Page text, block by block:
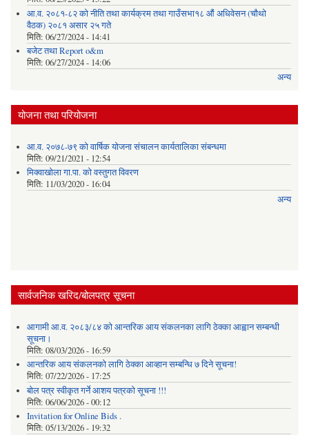
आ.व. २०८१-८२ को नीति तथा कार्यक्रम तथा गाउँसभा१८ औं अधिवेसन (चौथो
वैठक) २०८१ असार २५ गते
मिति: 06/27/2024 - 14:41
बजेट तथा Report o&m
मिति: 06/27/2024 - 14:06
अन्य
योजना तथा परियोजना
आ.व. २०७८-७९ को वार्षिक योजना संचालन कार्यतालिका संबन्धमा
मिति: 09/21/2021 - 12:54
मिक्वाखोला गा.पा. को वस्तुगत विवरण
मिति: 11/03/2020 - 16:04
अन्य
सार्वजनिक खरिद/बोलपत्र सूचना
आगामी आ.व. २०८३/८४ को आन्तरिक आय संकलनका लागि ठेक्का आह्वान सम्बन्धी
सूचना।
मिति: 08/03/2026 - 16:59
आन्तरिक आय संकलनको लागि ठेक्‍का आव्हान सम्बन्धि ७ दिने सूचना!
मिति: 07/22/2026 - 17:25
बोल पत्र स्वीकृत गर्ने आशय पत्रको सूचना !!!
मिति: 06/06/2026 - 00:12
Invitation for Online Bids .
मिति: 05/13/2026 - 19:32